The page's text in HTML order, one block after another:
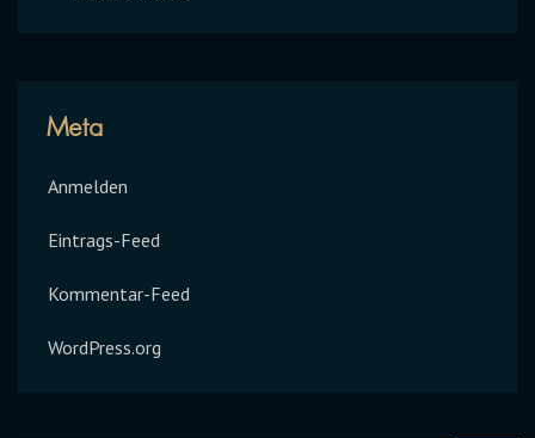
Meta
Anmelden
Eintrags-Feed
Kommentar-Feed
WordPress.org